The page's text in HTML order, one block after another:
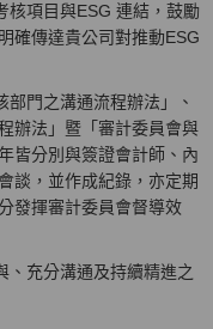
核項目與ESG 連結，鼓勵
確傳達貴公司對推動ESG
門之溝通流程辦法」、
辦法」暨「審計委員會與
皆分別與簽證會計師、內
談，並作成紀錄，亦定期
發揮審計委員會督導效
、充分溝通及持續精進之